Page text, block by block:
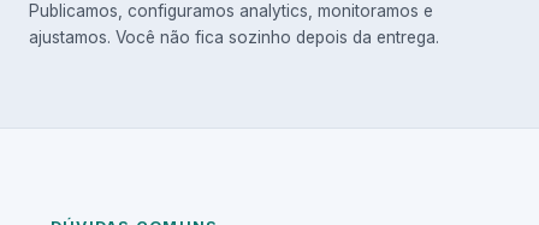
Publicamos, configuramos analytics, monitoramos e
ajustamos. Você não fica sozinho depois da entrega.